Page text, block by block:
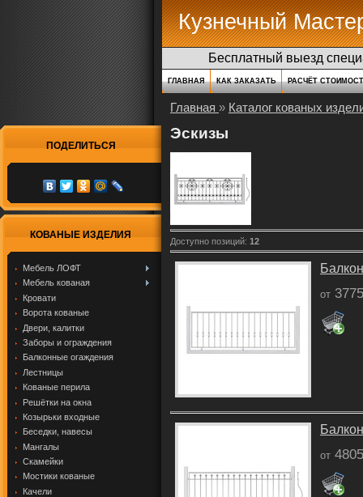
ПОДЕЛИТЬСЯ
КОВАНЫЕ ИЗДЕЛИЯ
Мебель ЛОФТ
Мебель кованая
Кровати
Ворота кованые
Двери, калитки
Заборы и ограждения
Балконные огаждения
Лестницы
Кованые перила
Решётки на окна
Козырьки входные
Беседки, навесы
Мангалы
Скамейки
Мостики кованые
Качели
Кузнечный
Бесплатный выезд
ГЛАВНАЯ КАК ЗАКАЗАТЬ РАСЧЁТ
Главная » Каталог кованых
Эскизы
Доступно позиций: 12
от
от